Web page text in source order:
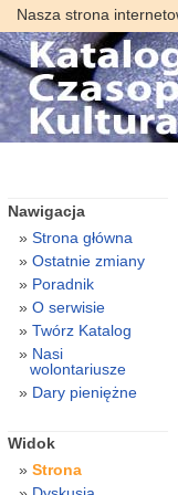
Nasza strona
Nawigacja
Strona główna
Ostatnie zmiany
Poradnik
O serwisie
Twórz Katalog
Nasi
wolontariusze
Dary pieniężne
Widok
Strona